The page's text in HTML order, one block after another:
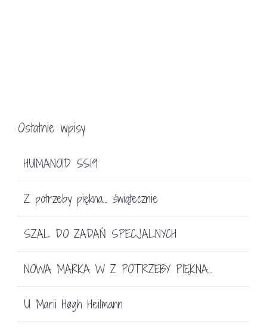
Ostatnie wpisy
HUMANOID SS19
Z potrzeby piękna… świątecznie
SZAL DO ZADAŃ SPECJALNYCH
NOWA MARKA W Z POTRZEBY PIĘKNA…
U Marii Høgh Heilmann